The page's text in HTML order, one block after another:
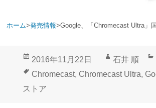
ホーム>発売情報>Google、「Chromecast Ultra」
投
稿
日:
2016年11月22日
作
成
石井 順
タ
グ
Chromecast, Chromecast Ultra,
ストア